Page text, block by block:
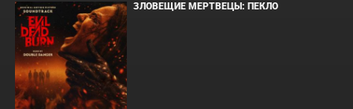
ЗЛОВЕЩИЕ МЕРТВЕЦЫ: ПЕКЛО